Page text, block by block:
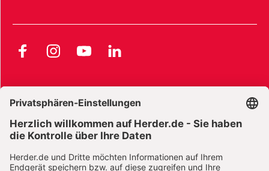
FacebookInstagramYouTubeLinkedIn
Widerrufsbelehrung E-Books
Widerrufsbelehrung Zeitschriften Datenschutz
Datenschutz Social Media Barrierefreiheit